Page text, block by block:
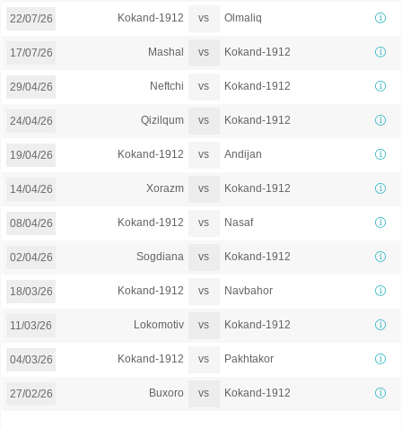
22/07/26 Kokand-1912 vs Olmaliq
17/07/26 Mashal vs Kokand-1912
29/04/26 Neftchi vs Kokand-1912
24/04/26 Qizilqum vs Kokand-1912
19/04/26 Kokand-1912 vs Andijan
14/04/26 Xorazm vs Kokand-1912
08/04/26 Kokand-1912 vs Nasaf
02/04/26 Sogdiana vs Kokand-1912
18/03/26 Kokand-1912 vs Navbahor
11/03/26 Lokomotiv vs Kokand-1912
04/03/26 Kokand-1912 vs Pakhtakor
27/02/26 Buxoro vs Kokand-1912